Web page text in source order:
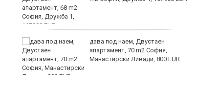
дава под наем, Двустаен
апартамент, 70 m2 София,
Манастирски Ливади, 800 EUR